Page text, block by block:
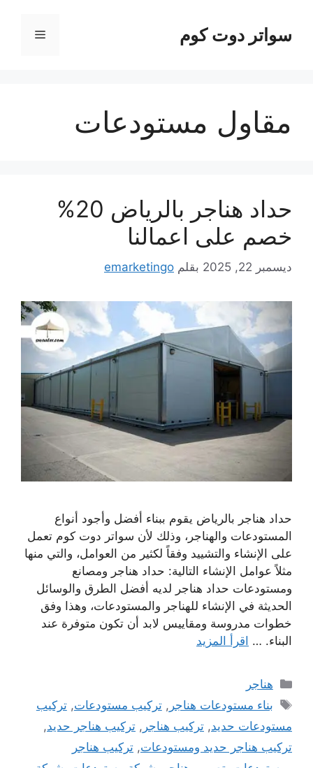
المحتوىسواتر دوت كوم القائمة
مقاول مستودعات
حداد هناجر بالرياض 20%
خصم على اعمالنا
ديسمبر 22, 2025 بقلم emarketingo
حداد هناجر بالرياض يقوم ببناء أفضل وأجود أنواع
المستودعات والهناجر، وذلك لأن سواتر دوت كوم تعمل
على الإنشاء والتشييد وفقاً لكثير من العوامل، والتي منها
مثلاً عوامل الإنشاء التالية: حداد هناجر ومصانع
ومستودعات حداد هناجر لديه أفضل الطرق والوسائل
الحديثة في الإنشاء للهناجر والمستودعات، وهذا وفق
خطوات مدروسة ومقاييس لابد أن تكون متوفرة عند
البناء. … اقرأ المزيد
التصنيفات
هناجر
الوسوم
بناء مستودعات هناجر ,تركيب مستودعات,تركيب
مستودعات حديد, تركيب هناجر , تركيب هناجر حديد,
تركيب هناجر حديد ومستودعات, تركيب هناجر